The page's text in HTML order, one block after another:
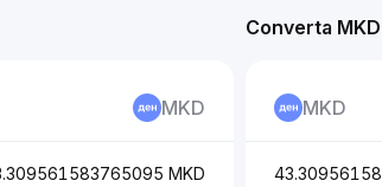
MKD
MKD
Converta
MKD